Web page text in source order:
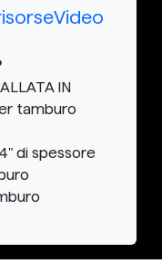
Video
IN
tamburo
di spessore